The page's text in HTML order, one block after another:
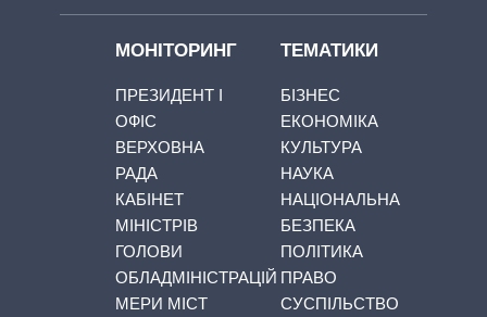
МОНІТОРИНГ
ПРЕЗИДЕНТ І
ОФІС
ВЕРХОВНА
РАДА
КАБІНЕТ
МІНІСТРІВ
ГОЛОВИ
ОБЛАДМІНІСТРАЦІЙ
МЕРИ МІСТ
ТЕМАТИКИ
БІЗНЕС
ЕКОНОМІКА
КУЛЬТУРА
НАУКА
НАЦІОНАЛЬНА
БЕЗПЕКА
ПОЛІТИКА
ПРАВО
СУСПІЛЬСТВО